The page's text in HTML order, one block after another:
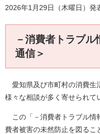
2026年1月29日（木曜日）発
－消費者トラブ
通信＞
愛知県及び市町村の消費生
様々な相談が多く寄せられて
この「－消費者トラブル情
費者被害の未然防止を図る